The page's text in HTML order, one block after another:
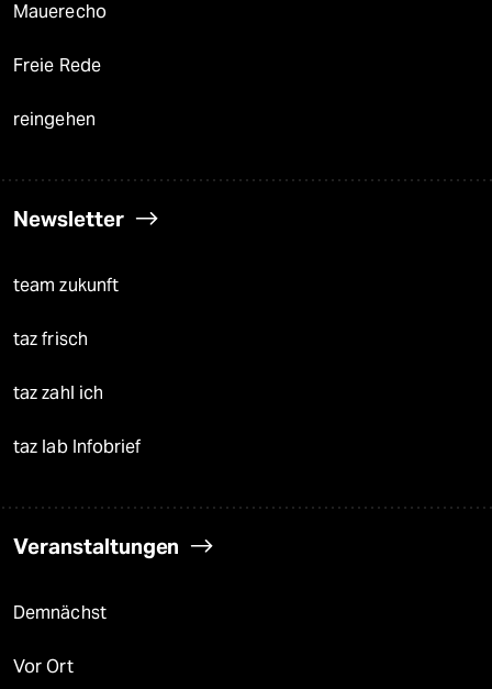
Mauerecho
Freie Rede
reingehen
Newsletter
team zukunft
taz frisch
taz zahl ich
taz lab Infobrief
Veranstaltungen
Demnächst
Vor Ort